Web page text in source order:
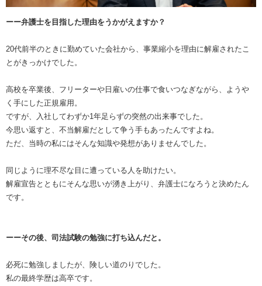
ーー弁護士を目指した理由をうかがえますか？
20代前半のときに勤めていた会社から、事業縮小を理由に解雇されたこ
とがきっかけでした。
高校を卒業後、フリーターや日雇いの仕事で食いつなぎながら、ようや
く手にした正規雇用。
ですが、入社してわずか1年足らずの突然の出来事でした。
今思い返すと、不当解雇だとして争う手もあったんですよね。
ただ、当時の私にはそんな知識や発想がありませんでした。
同じように理不尽な目に遭っている人を助けたい。
解雇宣告とともにそんな思いが湧き上がり、弁護士になろうと決めたん
です。
ーーその後、司法試験の勉強に打ち込んだと。
必死に勉強しましたが、険しい道のりでした。
私の最終学歴は高卒です。